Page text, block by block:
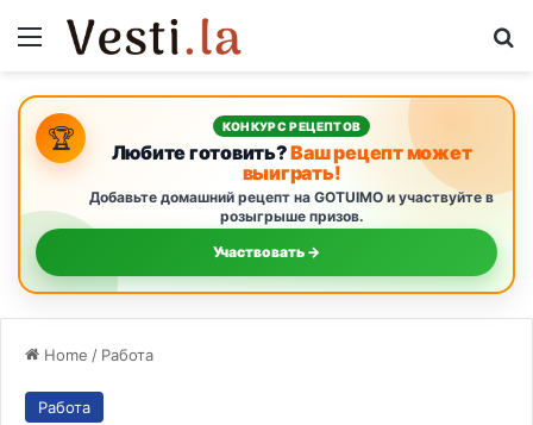
Menu
🏆 КОНКУРС РЕЦЕПТОВ
Любите готовить?Ваш рецепт может
выиграть!
Добавьте домашний рецепт на GOTUIMO и участвуйте в
розыгрыше призов.
Участвовать →
Home / Работа
Работа